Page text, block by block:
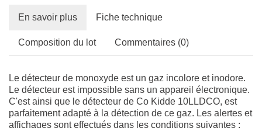
En savoir plus Fiche technique
Composition du lot Commentaires (0)
Le détecteur de monoxyde est un gaz incolore et inodore.
Le détecteur est impossible sans un appareil électronique.
C'est ainsi que le détecteur de Co Kidde 10LLDCO, est
parfaitement adapté à la détection de ce gaz. Les alertes et
affichages sont effectués dans les conditions suivantes :